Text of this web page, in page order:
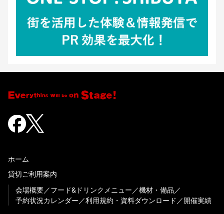
ホーム
貸切ご利用案内
会場概要
フード&ドリンクメニュー
機材・備品
予約状況カレンダー
利用規約・資料ダウンロード 開催実績